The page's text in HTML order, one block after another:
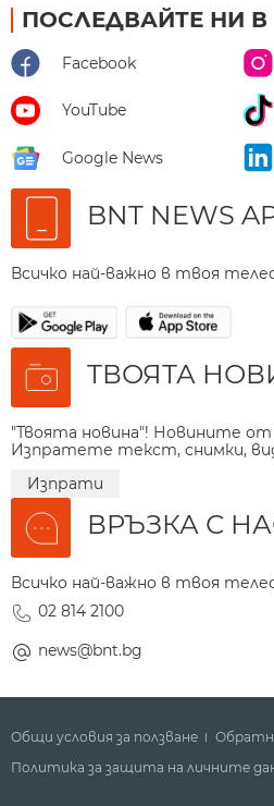
ПОСЛЕДВАЙТЕ НИ В
Facebook
YouTube
Google News
BNT NEWS
Всичко най-важно в твоя
ТВОЯТА
"Твоята новина"! Новините
Изпратете текст, снимки,
Изпрати
ВРЪЗКА С
Всичко най-важно в твоя
02 814 2100
news@bnt.bg
Общи условия за ползване
Политика за защита на личните